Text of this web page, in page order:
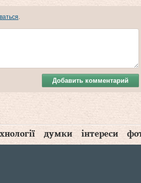
Добавить комментарий
думки інтереси